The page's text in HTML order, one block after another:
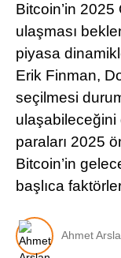
Bitcoin’in
ulaşması
piyasa
Erik Finman,
seçilmesi
ulaşabileceğini
paraları 2025
Bitcoin’in
başlıca
Ahmet